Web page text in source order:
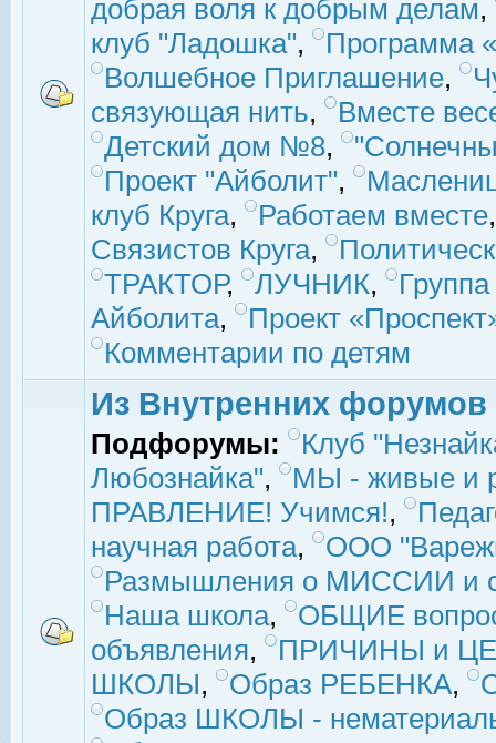
добрая воля к добрым делам,
клуб "Ладошка",
Программа
Волшебное Приглашение,
связующая нить,
Вместе
Детский дом №8,
Проект "Айболит",
клуб Круга, Работаем вместе
Связистов Круга,
ТРАКТОР, ЛУЧНИК,
Айболита,
Проект
Комментарии по детям
Из Внутренних форумов
Подфорумы:
Клуб
Любознайка",
МЫ - живые и
ПРАВЛЕНИЕ! Учимся!,
научная работа,
ООО
Размышления о МИССИИ и
Наша школа,
ОБЩИЕ
объявления,
ПРИЧИНЫ и
ШКОЛЫ, Образ РЕБЕНКА,
Образ ШКОЛЫ -